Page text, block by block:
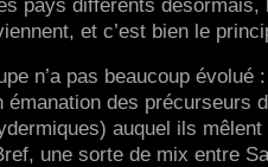
pays différents
et c’est bien le
n’a pas beaucoup
des précurseurs
auquel ils
une sorte de mix entre